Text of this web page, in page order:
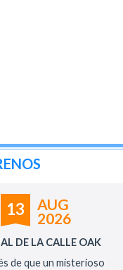
13
AUG
2026
DE LA CALLE OAK
de que un misterioso